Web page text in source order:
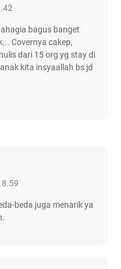
bagus banget
Covernya cakep,
dari 15 org yg stay di
kita insyaallah bs jd
beda juga menarik ya